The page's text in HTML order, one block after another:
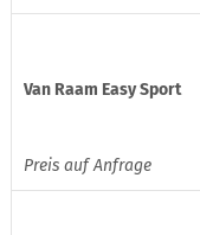
Van Raam Easy Sport
Preis auf Anfrage